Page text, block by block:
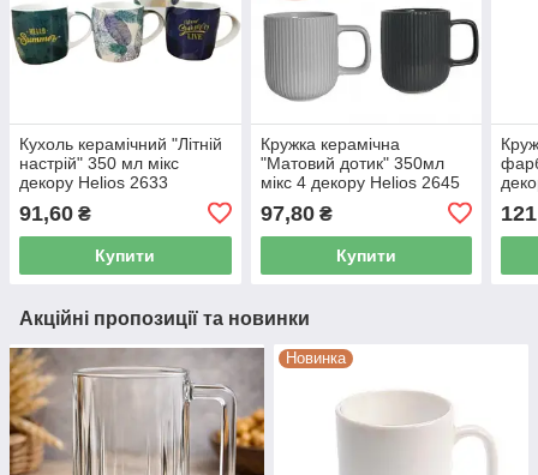
Кухоль керамічний "Літній
настрій" 350 мл мікс
декору Helios 2633
91,60 ₴
Купити
Кружка керамічна
"Матовий дотик" 350мл
мікс 4 декору Helios 2645
97,80₴
Купити
Акційні пропозиції та новинки
Новинка